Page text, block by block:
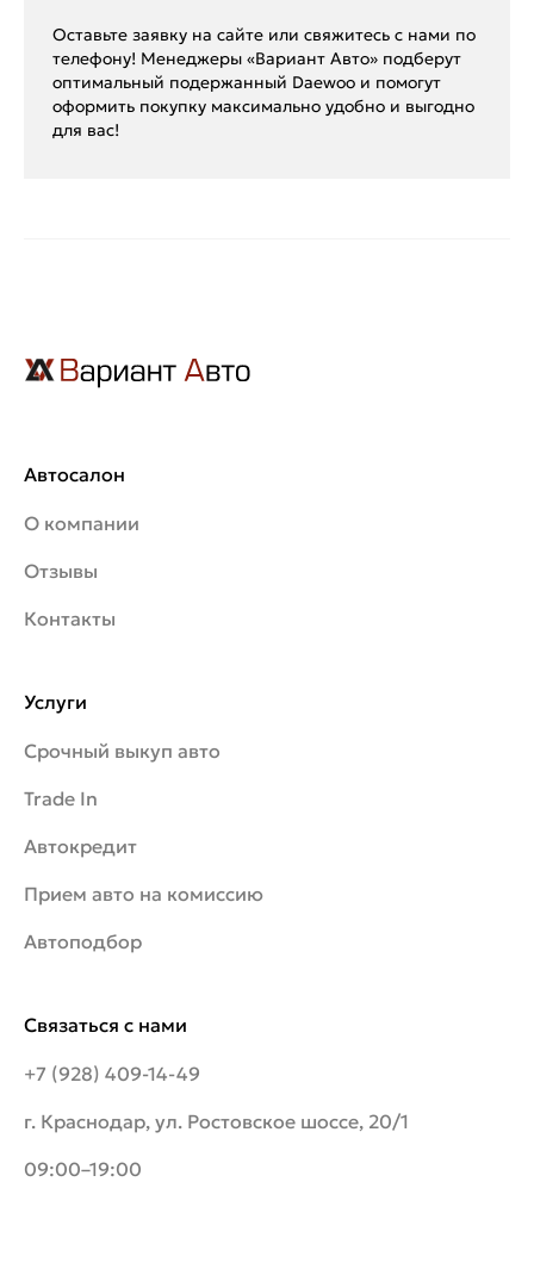
Оставьте заявку на сайте или свяжитесь с нами по
телефону! Менеджеры «Вариант Авто» подберут
оптимальный подержанный Daewoo и помогут
оформить покупку максимально удобно и выгодно
для вас!
Автосалон
О компании
Отзывы
Контакты
Связаться с нами
+7 (928) 409-14-49
г. Краснодар, ул. Ростовское шоссе, 20/1
09:00–19:00
Услуги
Срочный выкуп авто
Trade In
Автокредит
Прием авто на комиссию
Автоподбор